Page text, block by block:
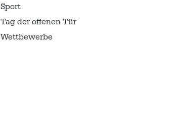
Sport
Tag der offenen Tür
Wettbewerbe